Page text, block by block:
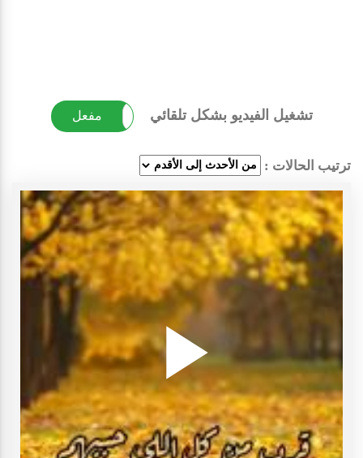
تشغيل الفيديو بشكل تلقائي مفعل غير مفعل
ترتيب الحالات :
Play